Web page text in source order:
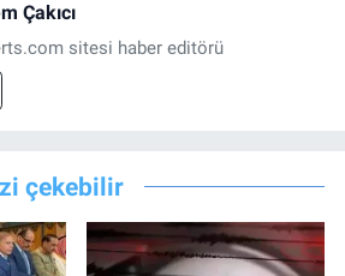
Çakıcı
sitesi haber editörü
çekebilir